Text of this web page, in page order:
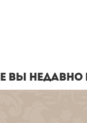
ВЫ